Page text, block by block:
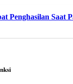
Penghasilan Saat